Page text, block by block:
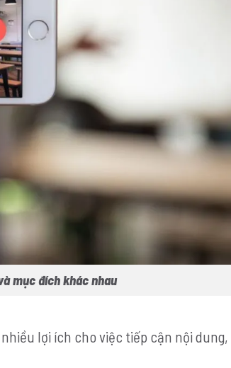
mục đích khác nhau
lợi ích cho việc tiếp cận nội dung,